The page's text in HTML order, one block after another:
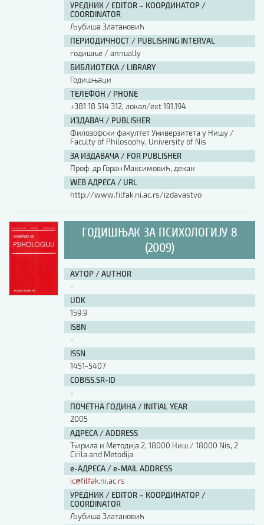
УРЕДНИК / EDITOR – КООРДИНАТОР /
COORDINATOR
Љубиша Златановић
ПЕРИОДИЧНОСТ / PUBLISHING INTERVAL
годишње / annually
БИБЛИОТЕКА / LIBRARY
Годишњаци
ТЕЛЕФОН / PHONE
+381 18 514 312, локал/ext 191,194
ИЗДАВАЧ / PUBLISHER
Филозофски факултет Универзитета у Нишу /
Faculty of Philosophy, University of Nis
ЗА ИЗДАВАЧА / FOR PUBLISHER
Проф. др Горан Максимовић, декан
WEB АДРЕСА / URL
http://www.filfak.ni.ac.rs/izdavastvo
ГОДИШЊАК ЗА ПСИХОЛОГИЈУ 8
(2009)
АУТОР / AUTHOR
-
UDK
159.9
ISBN
-
ISSN
1451-5407
COBISS.SR-ID
-
ПОЧЕТНА ГОДИНА / INITIAL YEAR
2005
АДРЕСА / ADDRESS
Ћирила и Методија 2, 18000 Ниш / 18000 Nis, 2
Cirila and Metodija
е-АДРЕСА / e-MAIL ADDRESS
ic@filfak.ni.ac.rs
УРЕДНИК / EDITOR – КООРДИНАТОР /
COORDINATOR
Љубиша Златановић